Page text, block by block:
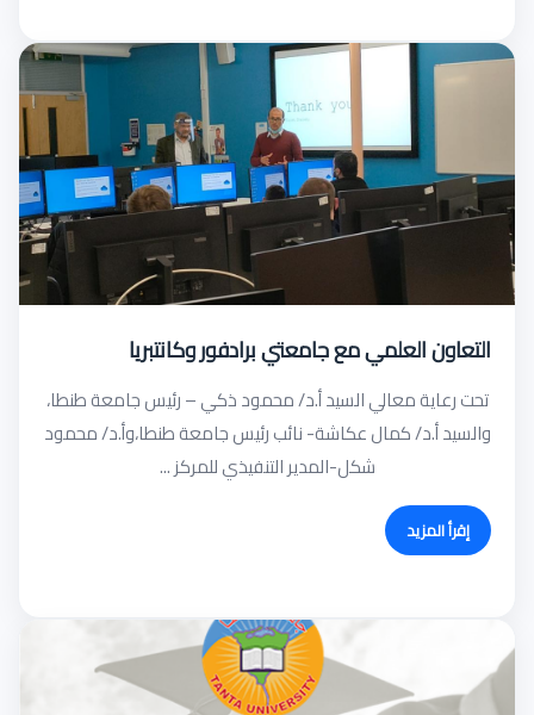
التعاون العلمي مع جامعتي برادفور وكانتبريا
تحت رعاية معالي السيد أ.د/ محمود ذكي – رئيس جامعة طنطا،
والسيد أ.د/ كمال عكاشة- نائب رئيس جامعة طنطا،وأ.د/ محمود
شكل-المدير التنفيذي للمركز ...
إقرأ المزيد